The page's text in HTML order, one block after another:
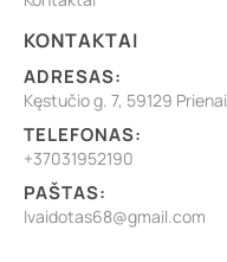
KONTAKTAI
ADRESAS:
Kęstučio g. 7, 59129 Prienai
TELEFONAS:
+37031952190
PAŠTAS:
lvaidotas68@gmail.com